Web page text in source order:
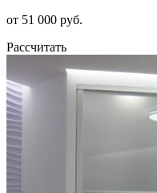
от 51 000 руб.
Рассчитать